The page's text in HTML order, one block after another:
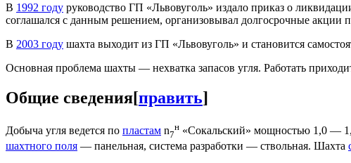
В 1992 году руководство ГП «Львов­уголь» издало приказ о
соглашался с данным решением, организовывал долгосрочные акции
В 2003 году шахта выходит из ГП «Львовуголь» и становится
Основная проблема шахты — нехватка запасов угля. Работать
Общие сведения[править]
Добыча угля ведется по пластам n7
н «Сокальский» мощностью 1,0 —
шахтного поля — панельная, система разработки — ствольная. Шахта